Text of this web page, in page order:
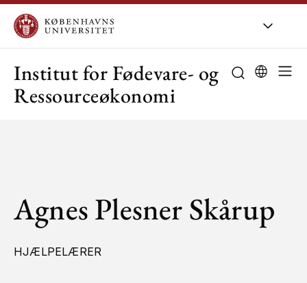
Institut for Fødevare- og
Ressourceøkonomi
Agnes Plesner Skårup
HJÆLPELÆRER
Om KU